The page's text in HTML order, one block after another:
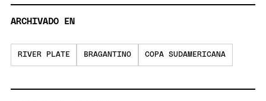
ARCHIVADO EN
RIVER PLATE BRAGANTINO COPA SUDAMERICANA